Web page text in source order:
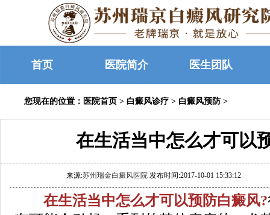
首页 医院简介 医生团队
您现在的位置： 医院首页 > 白癜风诊疗 > 白癜风预防>
在生活当中怎么才可以
来源:苏州瑞金白癜风医院 发布时间:2017-10-01 15:33:12
在生活当中怎么才可以预防白癜风?